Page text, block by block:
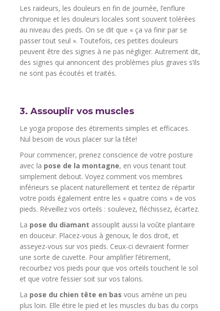
Les raideurs, les douleurs en fin de journée, l’enflure
chronique et les douleurs locales sont souvent tolérées
au niveau des pieds. On se dit que « ça va finir par se
passer tout seul ». Toutefois, ces petites douleurs
peuvent être des signes à ne pas négliger. Autrement dit,
des signes qui annoncent des problèmes plus graves s’ils
ne sont pas écoutés et traités.
3. Assouplir vos muscles
Le yoga propose des étirements simples et efficaces.
Nul besoin de vous placer sur la tête!
Pour commencer, prenez conscience de votre posture
avec la pose de la montagne, en vous tenant tout
simplement debout. Voyez comment vos membres
inférieurs se placent naturellement et tentez de répartir
votre poids également entre les « quatre coins » de vos
pieds. Réveillez vos orteils : soulevez, fléchissez, écartez.
La pose du diamant assouplit aussi la voûte plantaire
en douceur. Placez-vous à genoux, le dos droit, et
asseyez-vous sur vos pieds. Ceux-ci devraient former
une sorte de cuvette. Pour amplifier l’étirement,
recourbez vos pieds pour que vos orteils touchent le sol
et que votre fessier soit sur vos talons.
La pose du chien tête en bas vous amène un peu
plus loin. Elle étire le pied et les muscles du bas du corps